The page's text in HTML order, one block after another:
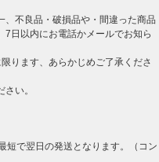
不良品・破損品や・間違った商品
日以内にお電話かメールでお知ら
ります、あらかじめご了承くださ
さい。
短で翌日の発送となります。（コン